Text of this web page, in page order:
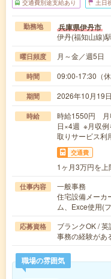
交通費別途支給あり 土日
勤務地 兵庫県伊丹市
伊丹(福知山線)
曜日頻度 月～金／週5日
時間 09:00-17:30（
期間 2026年10月19
時給
時給1550円 月
日×4週 ※月収
取りサービス利
交通費
1ヶ月3万円を
仕事内容
一般事務
住宅設備メーカ
ム、Exce使用(
応募資格
ブランクOK /
事務の経験があ
職場の雰囲気